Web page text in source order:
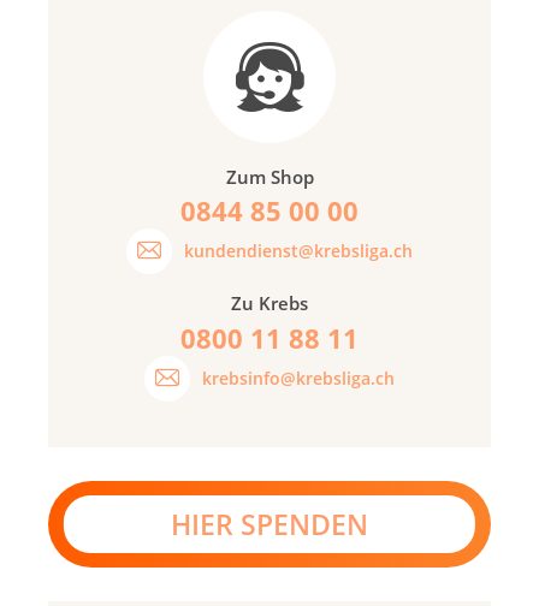
Zum Shop
0844 85 00 00
kundendienst@krebsliga.ch
Zu Krebs
0800 11 88 11
krebsinfo@krebsliga.ch
HIER SPENDEN